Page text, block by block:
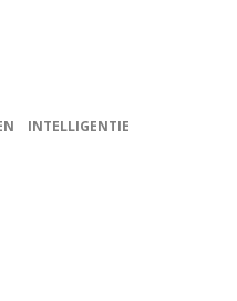
INTELLIGENTIE